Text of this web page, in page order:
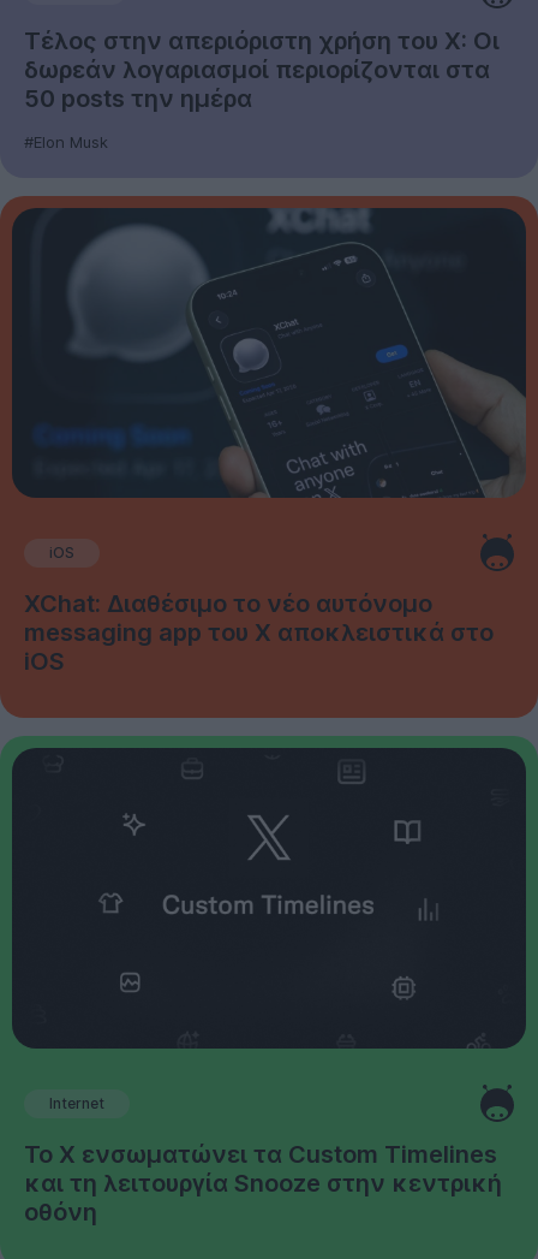
Τέλος στην απεριόριστη χρήση του X: Οι
δωρεάν λογαριασμοί περιορίζονται στα
50 posts την ημέρα
#Elon Musk
iOS
XChat: Διαθέσιμο το νέο αυτόνομο
messaging app του X αποκλειστικά στο
iOS
Internet
Το X ενσωματώνει τα Custom Timelines
και τη λειτουργία Snooze στην κεντρική
οθόνη